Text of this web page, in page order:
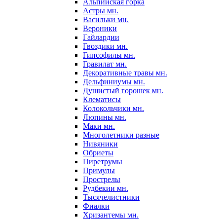
Альпийская горка
Астры мн.
Васильки мн.
Вероники
Гайлардии
Гвоздики мн.
Гипсофилы мн.
Гравилат мн.
Декоративные травы мн.
Дельфиниумы мн.
Душистый горошек мн.
Клематисы
Колокольчики мн.
Люпины мн.
Маки мн.
Многолетники разные
Нивяники
Обриеты
Пиретрумы
Примулы
Прострелы
Рудбекии мн.
Тысячелистники
Фиалки
Хризантемы мн.